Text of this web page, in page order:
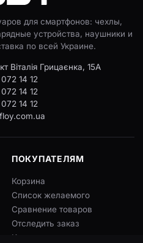
для смартфонов: чехлы,
устройства, наушники и
по всей Украине.
Віталія Грицаєнка, 15А
14 12
14 12
14 12
ПОКУПАТЕЛЯМ
Корзина
Список желаемого
Сравнение товаров
Отследить заказ
Конструктор чехлов